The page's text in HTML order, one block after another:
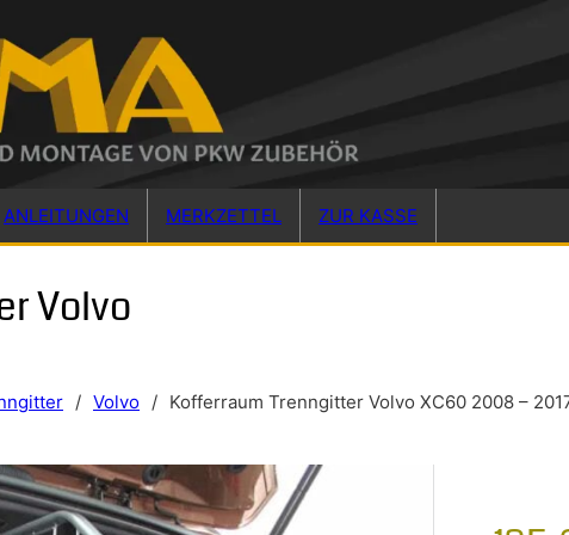
ANLEITUNGEN MERKZETTEL ZUR KASSE
Volvo
/ Volvo / Kofferraum Trenngitter Volvo XC60 2008 –